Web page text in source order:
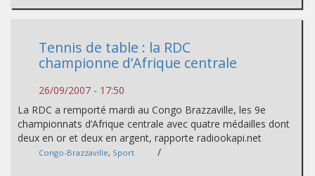
Tennis de table : la RDC
championne d’Afrique centrale
26/09/2007 - 17:50
La RDC a remporté mardi au Congo Brazzaville, les 9e
championnats d’Afrique centrale avec quatre médailles dont
deux en or et deux en argent, rapporte radiookapi.net
Congo-Brazzaville, Sport /